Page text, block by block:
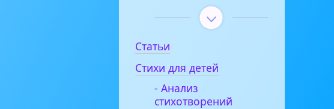
Статьи
Стихи для детей
- Анализ
стихотворений